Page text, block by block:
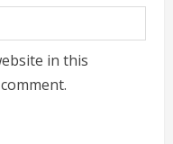
in this